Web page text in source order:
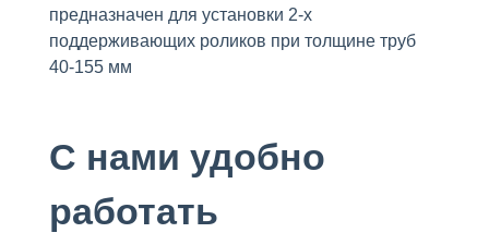
предназначен для установки 2-х
поддерживающих роликов при толщине труб
40-155 мм
С нами удобно
работать